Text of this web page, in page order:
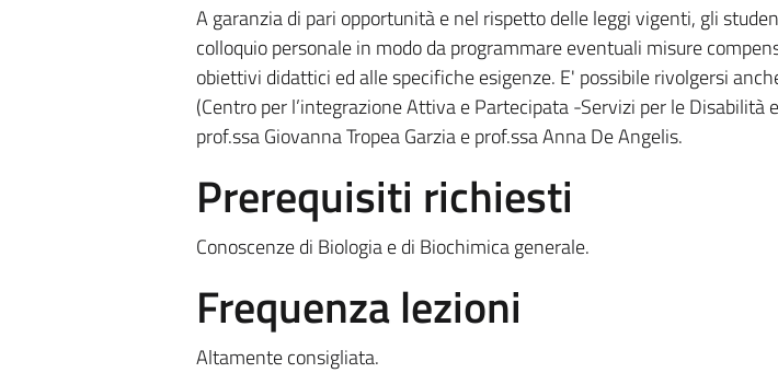
A garanzia di pari opportunità e nel rispetto delle leggi vigenti, gli
colloquio personale in modo da programmare eventuali misure
obiettivi didattici ed alle specifiche esigenze. E' possibile rivolgersi
(Centro per l’integrazione Attiva e Partecipata -Servizi per le Disabilità
prof.ssa Giovanna Tropea Garzia e prof.ssa Anna De Angelis.
Prerequisiti richiesti
Conoscenze di Biologia e di Biochimica generale.
Frequenza lezioni
Altamente consigliata.